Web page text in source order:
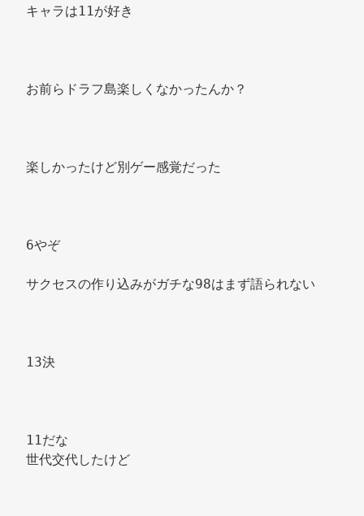
キャラは11が好き
お前らドラフ島楽しくなかったんか？
楽しかったけど別ゲー感覚だった
6やぞ
サクセスの作り込みがガチな98はまず語られない
13決
11だな
世代交代したけど